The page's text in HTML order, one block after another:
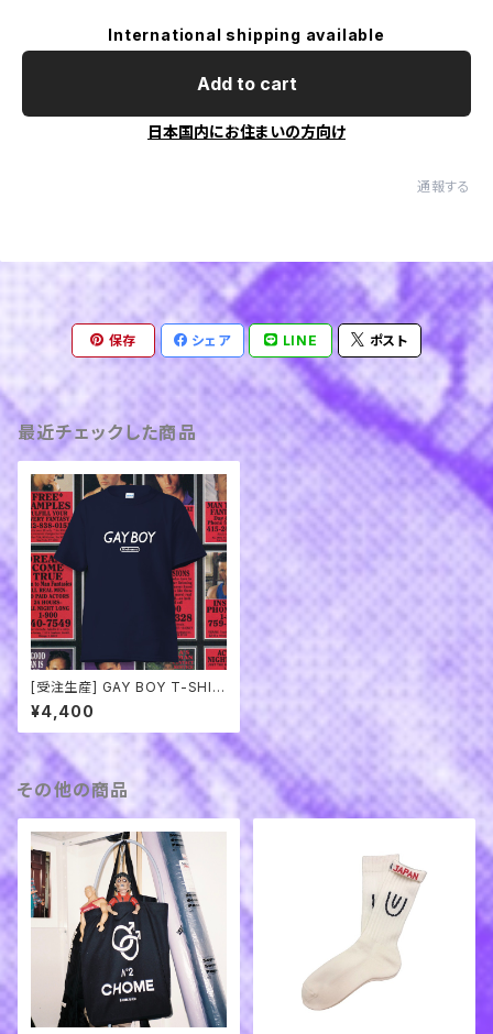
International shipping available
Add to cart
日本国内にお住まいの方向け
通報する
保存 シェア LINE ポスト
最近チェックした商品
[受注生産] GAY BOY T-SHIR
TS
¥4,400
その他の商品